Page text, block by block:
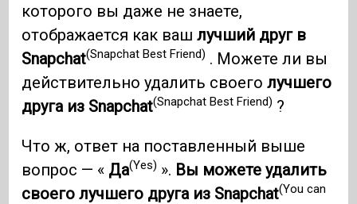
которого вы даже не знаете,
отображается как вашлучший друг в
Snapchat(Snapchat Best Friend) . Можете ли вы
действительно удалить своеголучшего
друга из Snapchat(Snapchat Best Friend) ?
Что ж, ответ на поставленный выше
вопрос — « Да(Yes) ». Вы можете удалить
своего лучшего друга из Snapchat(You can